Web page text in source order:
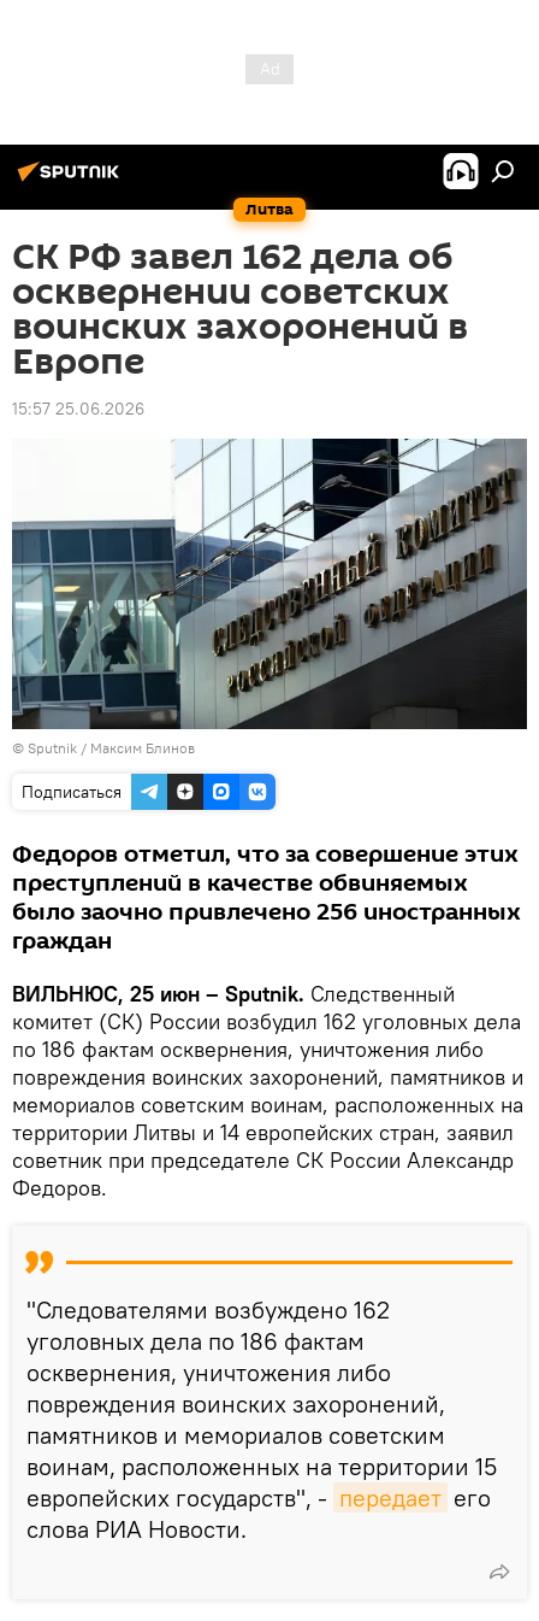
Литва
СК РФ завел 162 дела об
осквернении советских
воинских захоронений в
Европе
15:57 25.06.2026
© Sputnik / Максим Блинов
Подписаться
Федоров отметил, что за совершение этих
преступлений в качестве обвиняемых
было заочно привлечено 256 иностранных
граждан
ВИЛЬНЮС, 25 июн – Sputnik. Следственный
комитет (СК) России возбудил 162 уголовных дела
по 186 фактам осквернения, уничтожения либо
повреждения воинских захоронений, памятников и
мемориалов советским воинам, расположенных на
территории Литвы и 14 европейских стран, заявил
советник при председателе СК России Александр
Федоров.
"Следователями возбуждено 162
уголовных дела по 186 фактам
осквернения, уничтожения либо
повреждения воинских захоронений,
памятников и мемориалов советским
воинам, расположенных на территории 15
европейских государств", - передает его
слова РИА Новости.